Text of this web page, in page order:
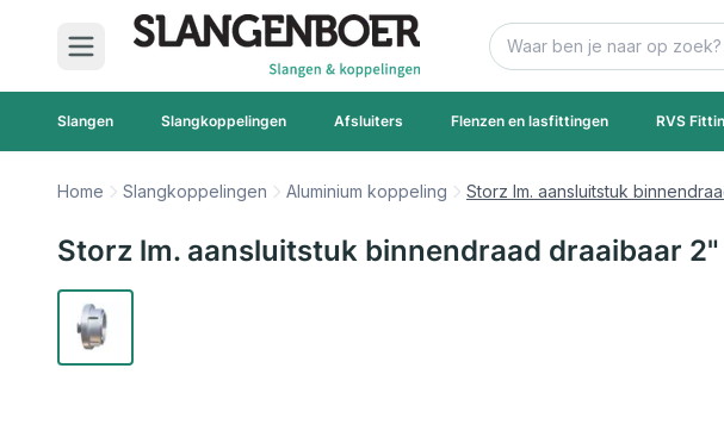
Ga naar de inhoud
Zoek
Slangen Slangkoppelingen Afsluiters Flenzen en lasfittingen RVS
Home Slangkoppelingen Aluminium koppeling Storz lm. aansluitstuk
Storz lm. aansluitstuk binnendraad draaibaar